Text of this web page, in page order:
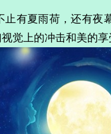
有夏雨荷，还有夜
觉上的冲击和美的享